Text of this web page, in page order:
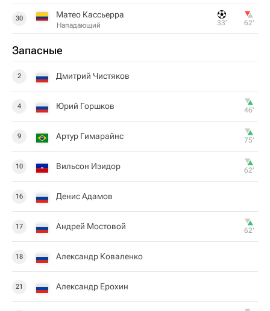
30 Матео Кассьерра
Нападающий 33‎’‎ 62‎’‎
Запасные
2 Дмитрий Чистяков
4 Юрий Горшков 46‎’‎
9 Артур Гимарайнс 75‎’‎
10 Вильсон Изидор 62‎’‎
16 Денис Адамов
17 Андрей Мостовой 62‎’‎
18 Александр Коваленко
21 Александр Ерохин